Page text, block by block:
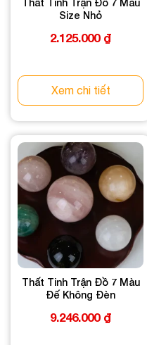
Thất Tinh Trận Đồ 7 Màu
Size Nhỏ
2.125.000 ₫
Xem chi tiết
Thất Tinh Trận Đồ 7 Màu
Đế Không Đèn
9.246.000 ₫